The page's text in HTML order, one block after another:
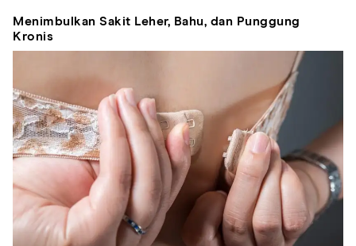
Menimbulkan Sakit Leher, Bahu, dan Punggung
Kronis